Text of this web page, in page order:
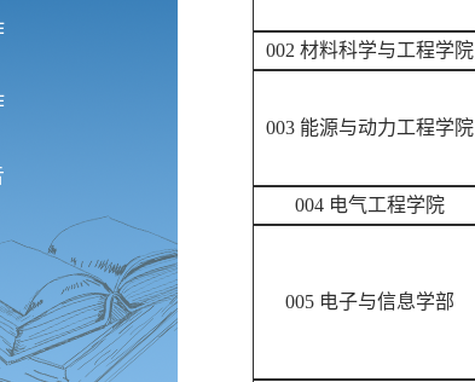
002 材料科学与工程学院
003 能源与动力工程学院
004 电气工程学院
005 电子与信息学部